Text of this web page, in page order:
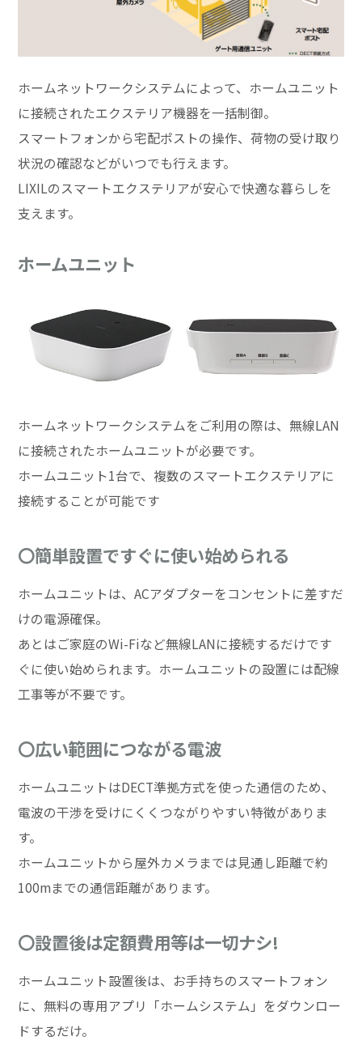
ホームネットワークシステムによって、ホームユニット
に接続されたエクステリア機器を一括制御。
スマートフォンから宅配ポストの操作、荷物の受け取り
状況の確認などがいつでも行えます。
LIXILのスマートエクステリアが安心で快適な暮らしを
支えます。
ホームユニット
ホームネットワークシステムをご利用の際は、無線LAN
に接続されたホームユニットが必要です。
ホームユニット1台で、複数のスマートエクステリアに
接続することが可能です
〇簡単設置ですぐに使い始められる
ホームユニットは、ACアダプターをコンセントに差すだ
けの電源確保。
あとはご家庭のWi-Fiなど無線LANに接続するだけです
ぐに使い始められます。ホームユニットの設置には配線
工事等が不要です。
〇広い範囲につながる電波
ホームユニットはDECT準拠方式を使った通信のため、
電波の干渉を受けにくくつながりやすい特徴がありま
す。
ホームユニットから屋外カメラまでは見通し距離で約
100mまでの通信距離があります。
〇設置後は定額費用等は一切ナシ!
ホームユニット設置後は、お手持ちのスマートフォン
に、無料の専用アプリ「ホームシステム」をダウンロー
ドするだけ。